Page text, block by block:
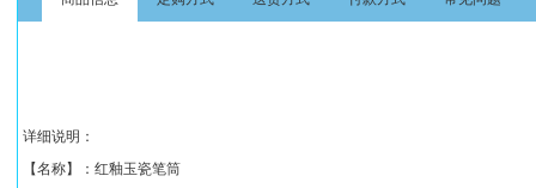
详细说明：
【名称】： 红釉玉瓷笔筒